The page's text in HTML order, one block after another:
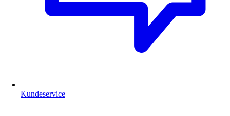
Kundeservice